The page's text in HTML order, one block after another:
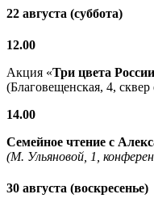
22 августа (суббота)
12.00
Акция «Три цвета России
(Благовещенская, 4,
14.00
Семейное чтение с
(М. Ульяновой, 1,
30 августа (воскресенье)